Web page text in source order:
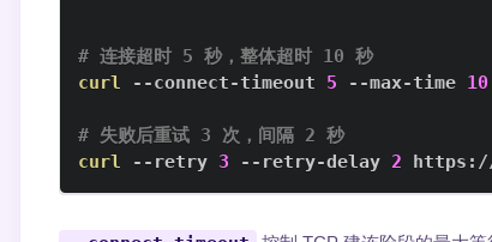
# 连接超时 5 秒，整体超时 10 秒
curl --connect-timeout 5 --max-time 10
# 失败后重试 3 次，间隔 2 秒
curl --retry 3 --retry-delay 2 https://